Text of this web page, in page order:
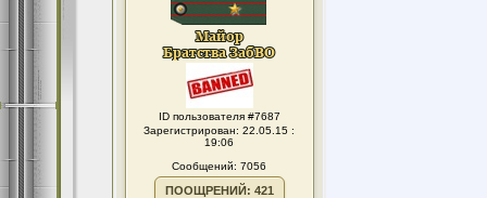
ID пользователя #7687
Зарегистрирован: 22.05.15 :
19:06
Сообщений: 7056
ПООЩРЕНИЙ: 421